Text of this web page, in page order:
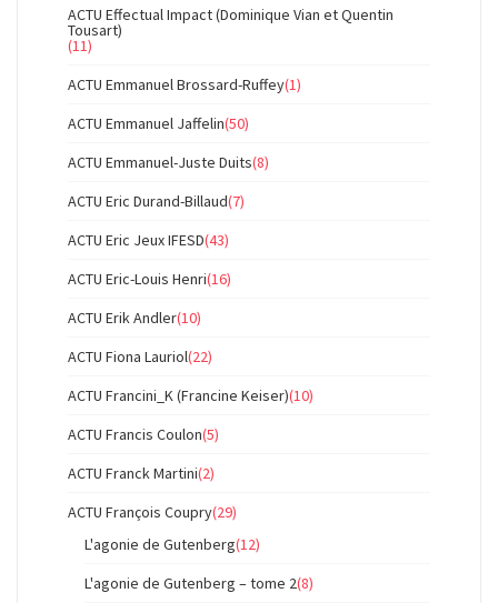
ACTU Effectual Impact (Dominique Vian et Quentin
Tousart)
(11)
ACTU Emmanuel Brossard-Ruffey(1)
ACTU Emmanuel Jaffelin(50)
ACTU Emmanuel-Juste Duits(8)
ACTU Eric Durand-Billaud(7)
ACTU Eric Jeux IFESD(43)
ACTU Eric-Louis Henri(16)
ACTU Erik Andler(10)
ACTU Fiona Lauriol(22)
ACTU Francini_K (Francine Keiser)(10)
ACTU Francis Coulon(5)
ACTU Franck Martini(2)
ACTU François Coupry(29)
L'agonie de Gutenberg(12)
L'agonie de Gutenberg – tome 2(8)